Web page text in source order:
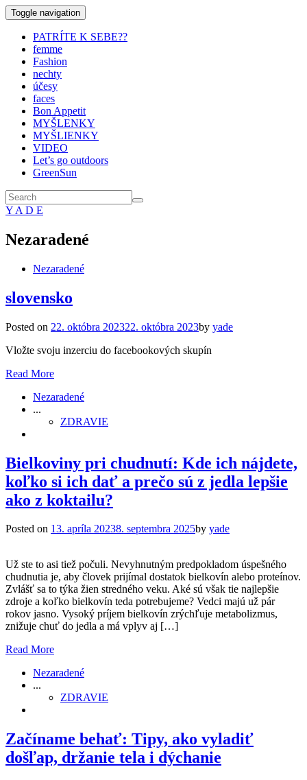
Toggle navigation
PATRÍTE K SEBE??
femme
Fashion
nechty
účesy
faces
Bon Appetit
MYŠLENKY
MYŠLIENKY
VIDEO
Let’s go outdoors
GreenSun
Y A D E
Nezaradené
Nezaradené
slovensko
Posted on 22. októbra 202322. októbra 2023by yade
Vložte svoju inzerciu do facebookových skupín
Read More
Nezaradené
...
ZDRAVIE
Bielkoviny pri chudnutí: Kde ich nájdete,
koľko si ich dať a prečo sú z jedla lepšie
ako z koktailu?
Posted on 13. apríla 20238. septembra 2025by yade
Už ste to asi tiež počuli. Nevyhnutným predpokladom úspešného
chudnutia je, aby človek prijímal dostatok bielkovín alebo proteínov.
Zvlášť sa to týka žien stredného veku. Aké sú však tie najlepšie
zdroje a koľko bielkovín teda potrebujeme? Vedci majú už pár
rokov jasno. Vysoký príjem bielkovín zrýchľuje metabolizmus,
znižuje chuť do jedla a má vplyv aj […]
Read More
Nezaradené
...
ZDRAVIE
Začíname behať: Tipy, ako vyladiť
došľap, držanie tela i dýchanie